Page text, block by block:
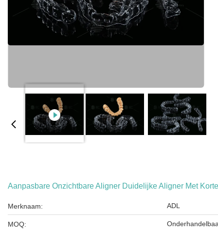
Aanpasbare Onzichtbare Aligner Duidelijke Aligner Met
Merknaam: ADL
MOQ: